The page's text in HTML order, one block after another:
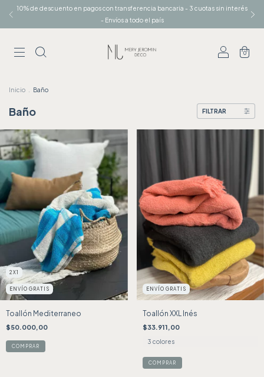
10% de descuento en pagos con transferencia bancaria - 3 cuotas sin interés
- Envíos a todo el país
0
Inicio Baño
Baño FILTRAR
2X1
ENVÍO GRATIS
Toallón Mediterraneo
$50.000,00
ENVÍO GRATIS
Toallón XXL Inés
$33.911,00
3 colores
COMPRAR